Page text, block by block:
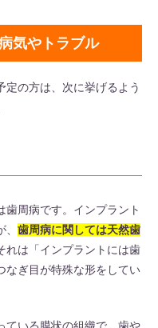
気やトラブル
定の方は、次に挙げるよう
歯周病です。インプラント
歯周病に関しては天然歯
れは「インプラントには歯
なぎ目が特殊な形をしてい